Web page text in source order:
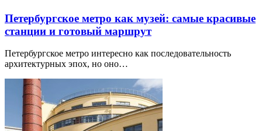
Петербургское метро как музей: самые красивые
станции и готовый маршрут
Петербургское метро интересно как последовательность
архитектурных эпох, но оно…